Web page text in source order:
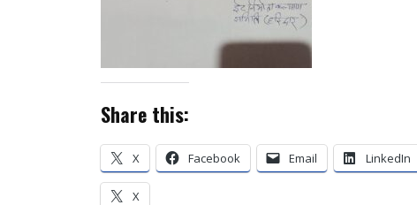
Share this:
X Facebook Email LinkedIn
X